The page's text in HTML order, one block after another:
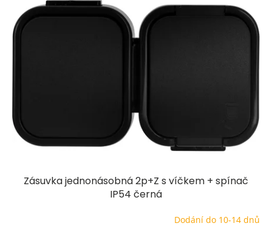
Zásuvka jednonásobná 2p+Z s víčkem + spínač
IP54 černá
Dodání do 10-14 dnů